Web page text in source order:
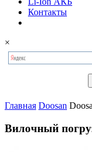
Контакты
×
Главная Doosan
Вилочный